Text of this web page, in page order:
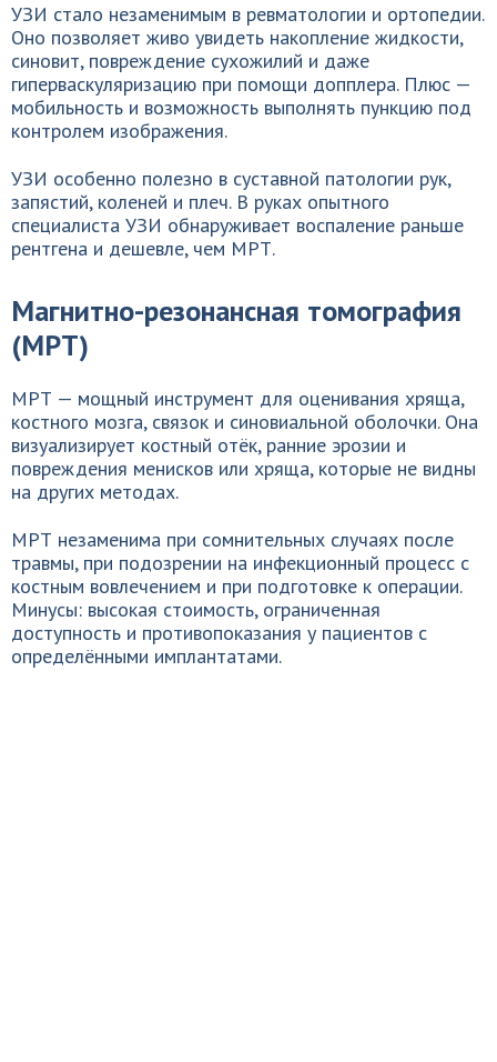
УЗИ стало незаменимым в ревматологии и ортопедии.
Оно позволяет живо увидеть накопление жидкости,
синовит, повреждение сухожилий и даже
гиперваскуляризацию при помощи допплера. Плюс —
мобильность и возможность выполнять пункцию под
контролем изображения.
УЗИ особенно полезно в суставной патологии рук,
запястий, коленей и плеч. В руках опытного
специалиста УЗИ обнаруживает воспаление раньше
рентгена и дешевле, чем МРТ.
Магнитно-резонансная томография
(МРТ)
МРТ — мощный инструмент для оценивания хряща,
костного мозга, связок и синовиальной оболочки. Она
визуализирует костный отёк, ранние эрозии и
повреждения менисков или хряща, которые не видны
на других методах.
МРТ незаменима при сомнительных случаях после
травмы, при подозрении на инфекционный процесс с
костным вовлечением и при подготовке к операции.
Минусы: высокая стоимость, ограниченная
доступность и противопоказания у пациентов с
определёнными имплантатами.